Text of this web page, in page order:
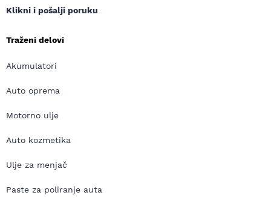
Klikni i pošalji poruku
Traženi delovi
Akumulatori
Auto oprema
Motorno ulje
Auto kozmetika
Ulje za menjač
Paste za poliranje auta